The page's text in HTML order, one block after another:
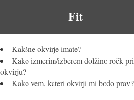
Fit
Kakšne okvirje imate?
Kako izmerim/izberem dolžino ročk pri
okvirju?
Kako vem, kateri okvirji mi bodo prav?